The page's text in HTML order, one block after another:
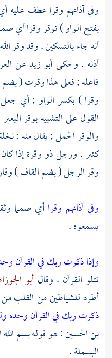
وفي آذانهم وقرا عطف عليه
بفتح الواو ) توقر وقرا أي
أنه جاء بالتسكين . وقد وقر
أذنه . وحكىأبو زيدعن
فاعله ; فعلى هذا وقرت ( بضم
وقرا ) بكسر الواو ; أي جعل
القول على التشبيه بوقر
والوقر الحمل ; يقال منه :
كثير . ورجل ذو وقرة إذا
وقر الرجل ( بضم القاف )
وفي آذانهم وقرا أي صمما
يسمعوه .
وإذا ذكرت ربك في القرآن
تتلو القرآن . وقالأبو
أطرد للشياطين من القلب من
ذكرت ربك في القرآن وحده
بن الحسين: هو قوله بسم
البسملة .